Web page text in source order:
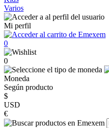
Varios
Mi perfil
0
0
Moneda
Según producto
$
USD
€